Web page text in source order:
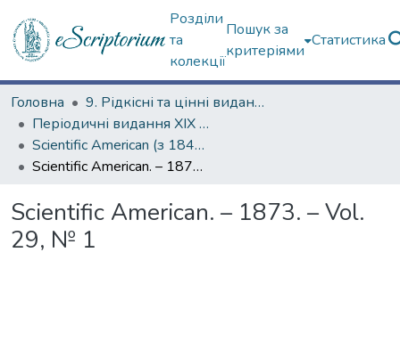
Розділи
та
колекції
Пошук за
критеріями
Статистика
Головна
9. Рідкісні та цінні видання
Періодичні видання ХІХ ст.
Scientific American (з 1845 р.)
Scientific American. – 1873. – Vol. 29, № 1
Scientific American. – 1873. – Vol.
29, № 1